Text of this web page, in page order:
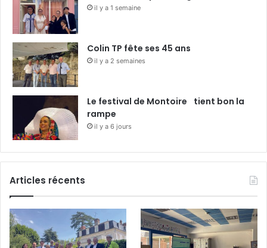
il y a 1 semaine
Colin TP fête ses 45 ans
il y a 2 semaines
Le festival de Montoire tient bon la
rampe
il y a 6 jours
Articles récents